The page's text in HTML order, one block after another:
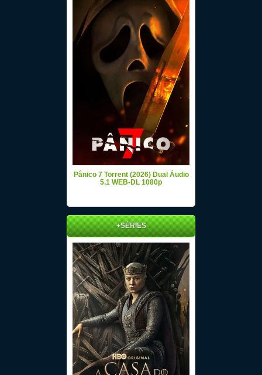
Pânico 7 Torrent (2026) Dual Áudio
5.1 WEB-DL 1080p
+SÉRIES